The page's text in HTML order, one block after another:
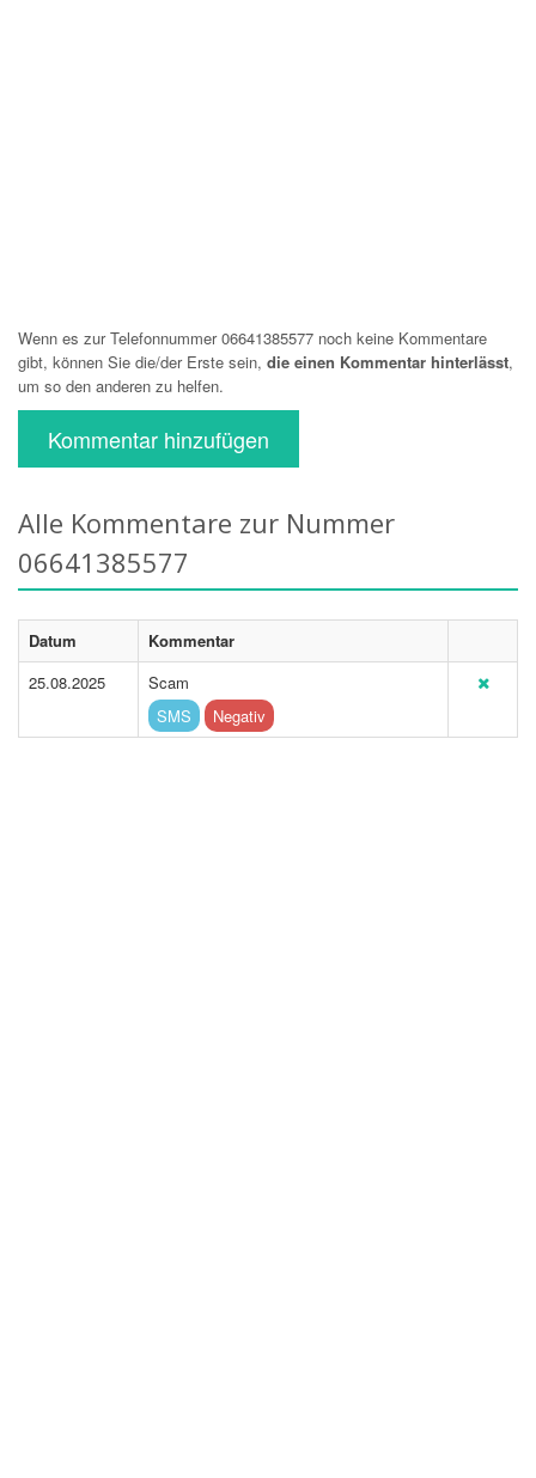
Wenn es zur Telefonnummer 06641385577 noch keine Kommentare
gibt, können Sie die/der Erste sein, die einen Kommentar hinterlässt,
um so den anderen zu helfen.
Kommentar hinzufügen
Alle Kommentare zur Nummer
06641385577
Datum
Kommentar
25.08.2025
Scam
SMS
Negativ